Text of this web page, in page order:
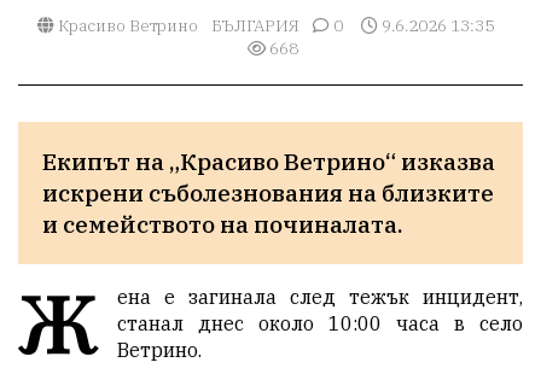
Красиво Ветрино БЪЛГАРИЯ 0
9.6.2026 13:35
668
Екипът на „Красиво Ветрино“ изказва
искрени съболезнования на близките
и семейството на починалата.
Ж
ена е загинала след тежък инцидент,
станал днес около 10:00 часа в село
Ветрино.